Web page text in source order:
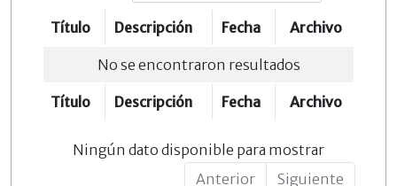
Título Descripción Fecha Archivo
Título Descripción Fecha Archivo
No se encontraron resultados
Ningún dato disponible para mostrar
Anterior
Siguiente